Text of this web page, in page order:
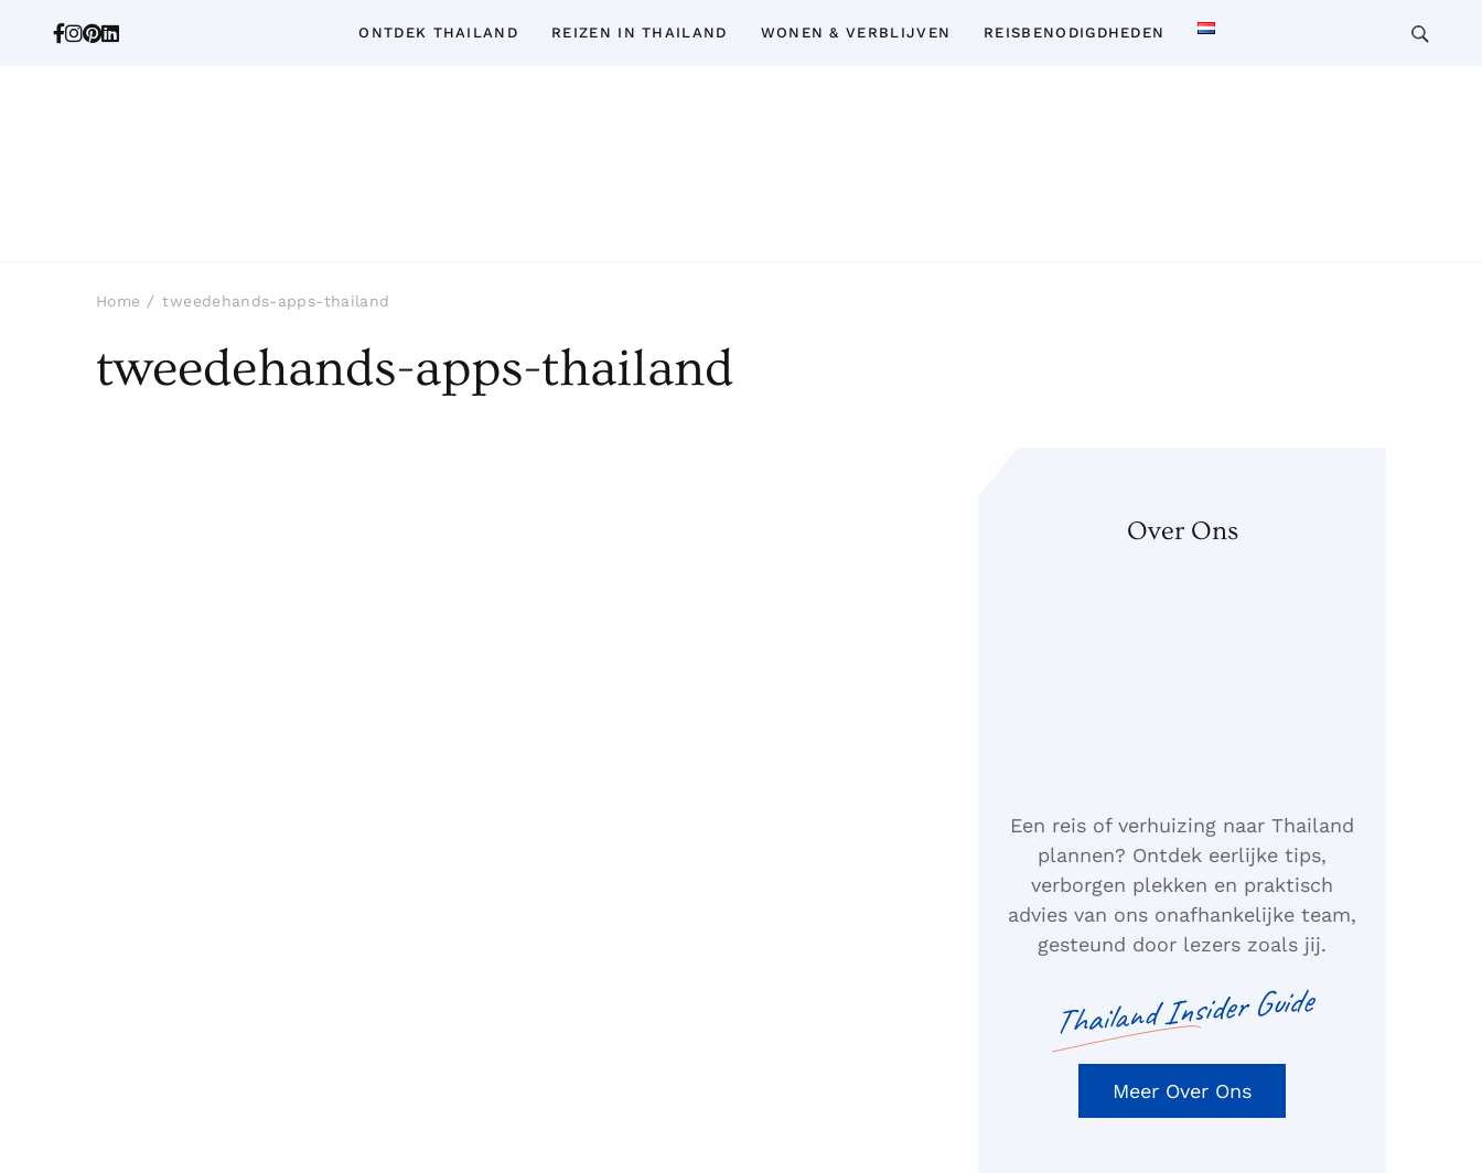
ONTDEK THAILAND REIZEN IN THAILAND WONEN & VERBLIJVEN REISBENODIGDHEDEN
Home tweedehands-apps-thailand
tweedehands-apps-thailand
Over Ons
Een reis of verhuizing naar Thailand
plannen? Ontdek eerlijke tips,
verborgen plekken en praktisch
advies van ons onafhankelijke team,
gesteund door lezers zoals jij.
Thailand Insider Guide
Meer Over Ons